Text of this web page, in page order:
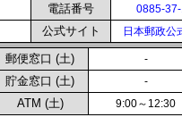
電話番号 0885-
公式サイト 日本郵政公
郵便窓口 (土) -
貯金窓口 (土) -
ATM (土) 9:00～12:30